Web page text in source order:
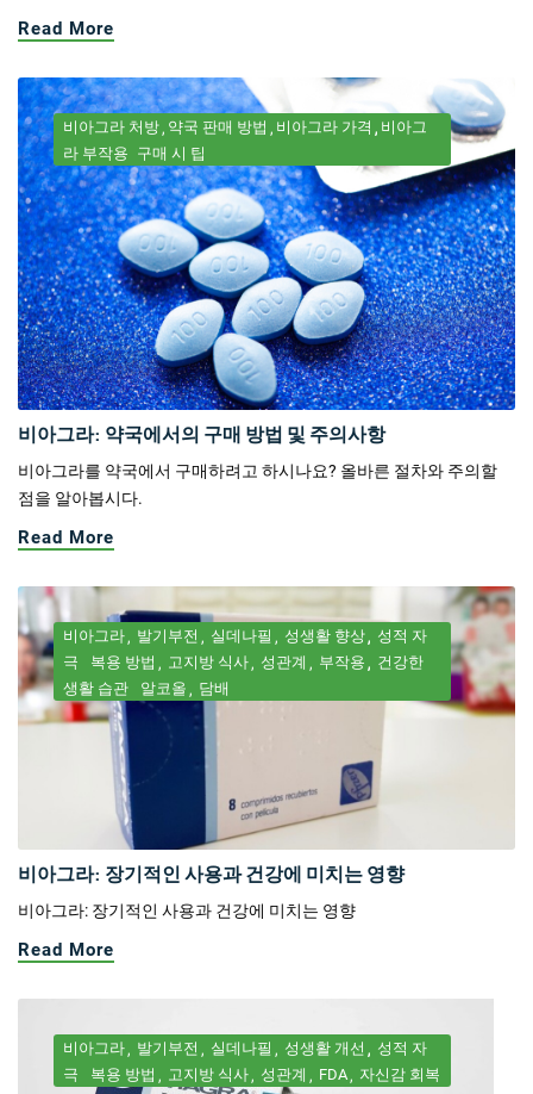
Read More
비아그라 처방 약국 판매 방법 비아그라 가격
비아그
라 부작용 구매 시 팁
비아그라: 약국에서의 구매 방법 및 주의사항
비아그라를 약국에서 구매하려고 하시나요? 올바른 절차와 주의할
점을 알아봅시다.
Read More
비아그라 발기부전 실데나필 성생활 향상
성적 자
극
복용 방법 고지방 식사 성관계 부작용
건강한
생활 습관
알코올 담배
비아그라: 장기적인 사용과 건강에 미치는 영향
비아그라: 장기적인 사용과 건강에 미치는 영향
Read More
비아그라 발기부전 실데나필 성생활 개선
성적 자
극
복용 방법 고지방 식사 성관계 FDA 자신감 회복